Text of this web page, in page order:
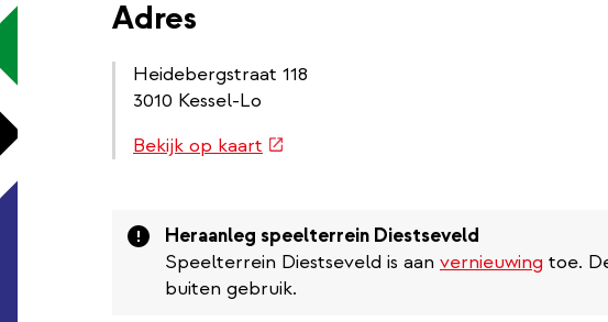
Adres
Heidebergstraat 118
3010 Kessel-Lo
Routebeschrijving
Bekijk op kaart (externe
Attention
Heraanleg speelterrein Diestseveld
Speelterrein Diestseveld is aan vernieuwing toe.
buiten gebruik.